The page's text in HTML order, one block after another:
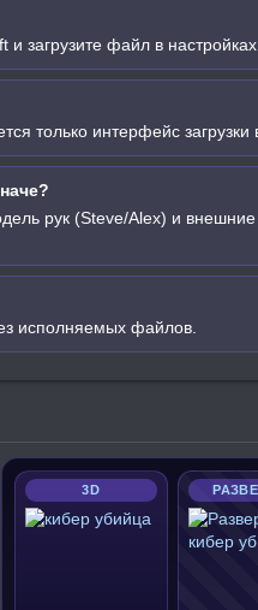
загрузите файл в
только интерфейс загрузки
рук (Steve/Alex) и
исполняемых файлов.
3D